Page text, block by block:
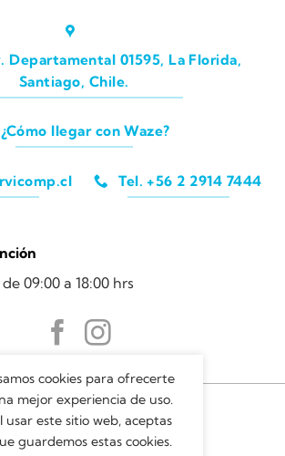
Departamental 01595, La Florida,
Santiago, Chile.
¿Cómo llegar con Waze?
Tel. +56 2 2914 7444
09:00 a 18:00 hrs
cookies para ofrecerte
mejor experiencia de uso.
usar este sitio web, aceptas
guardemos estas cookies.